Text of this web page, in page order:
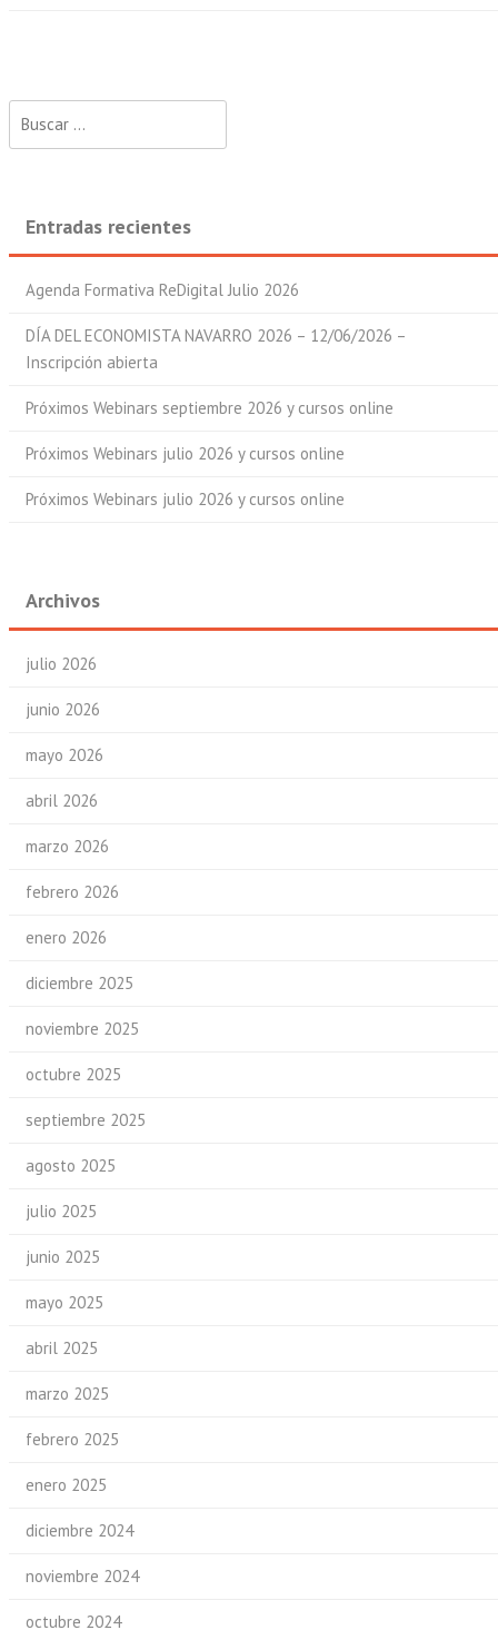
Entradas recientes
Agenda Formativa ReDigital Julio 2026
DÍA DEL ECONOMISTA NAVARRO 2026 – 12/06/2026 –
Inscripción abierta
Próximos Webinars septiembre 2026 y cursos online
Próximos Webinars julio 2026 y cursos online
Próximos Webinars julio 2026 y cursos online
Archivos
julio 2026
junio 2026
mayo 2026
abril 2026
marzo 2026
febrero 2026
enero 2026
diciembre 2025
noviembre 2025
octubre 2025
septiembre 2025
agosto 2025
julio 2025
junio 2025
mayo 2025
abril 2025
marzo 2025
febrero 2025
enero 2025
diciembre 2024
noviembre 2024
octubre 2024